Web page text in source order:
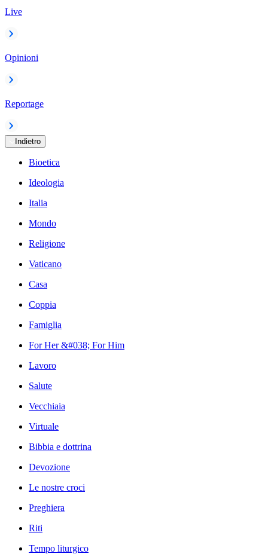
Live
Opinioni
Reportage
Indietro
Bioetica
Ideologia
Italia
Mondo
Religione
Vaticano
Casa
Coppia
Famiglia
For Her &#038; For Him
Lavoro
Salute
Vecchiaia
Virtuale
Bibbia e dottrina
Devozione
Le nostre croci
Preghiera
Riti
Tempo liturgico